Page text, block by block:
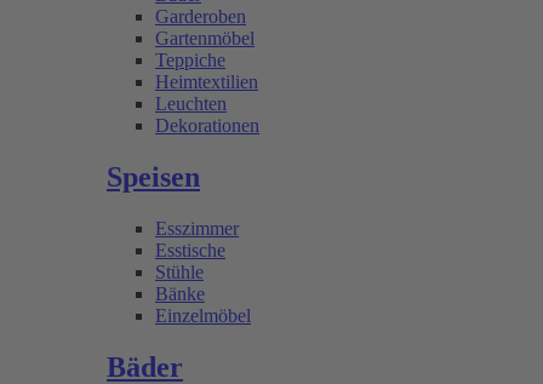
Garderoben
Gartenmöbel
Teppiche
Heimtextilien
Leuchten
Dekorationen
Speisen
Esszimmer
Esstische
Stühle
Bänke
Einzelmöbel
Bäder